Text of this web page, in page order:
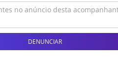
DENUNCIAR